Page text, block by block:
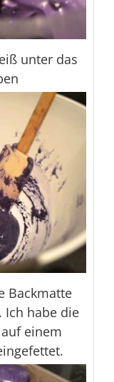
unter das
Backmatte
Ich habe die
einem